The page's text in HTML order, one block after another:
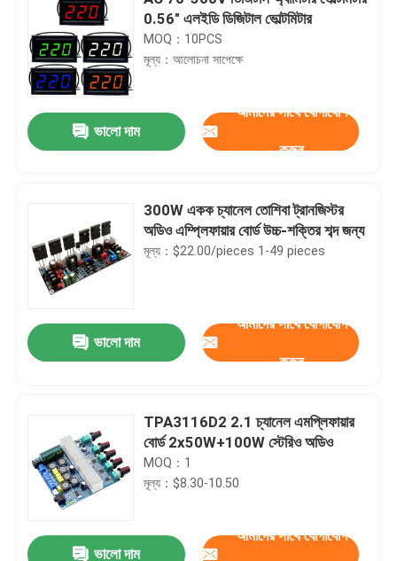
0.56" এলইডি ডিজিটাল ভোল্টমিটার
MOQ：10PCS
মূল্য：আলোচনা সাপেক্ষে
ভালো দাম
আমাদের সাথে যোগাযোগ
করুন
300W একক চ্যানেল তোশিবা ট্রানজিস্টর
অডিও এম্প্লিফায়ার বোর্ড উচ্চ-শক্তির শব্দ জন্য
মূল্য：$22.00/pieces 1-49 pieces
ভালো দাম
আমাদের সাথে যোগাযোগ
করুন
TPA3116D2 2.1 চ্যানেল এমপ্লিফায়ার
বোর্ড 2x50W+100W স্টেরিও অডিও
MOQ：1
মূল্য：$8.30-10.50
ভালো দাম
আমাদের সাথে যোগাযোগ